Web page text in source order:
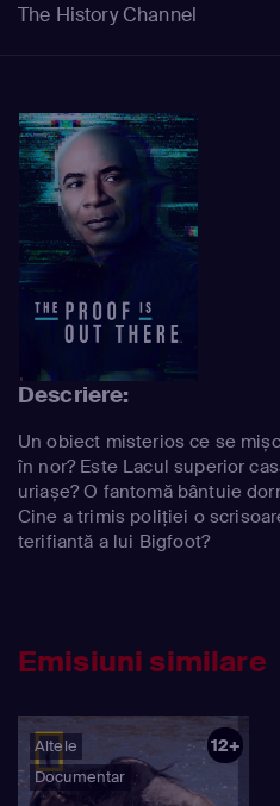
The History Channel
Descriere:
Un obiect misterios ce se
în nor? Este Lacul superior
uriașe? O fantomă bântuie
Cine a trimis poliției o
terifiantă a lui Bigfoot?
Emisiuni similare
Altele
Documentar
12+